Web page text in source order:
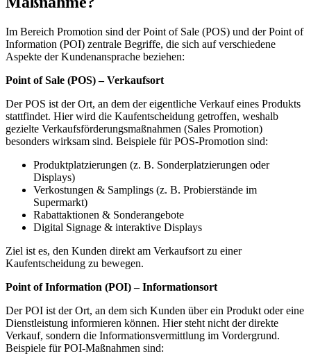
Im Bereich Promotion sind der Point of Sale (POS) und der Point of
Information (POI) zentrale Begriffe, die sich auf verschiedene
Aspekte der Kundenansprache beziehen:
Point of Sale (POS) – Verkaufsort
Der POS ist der Ort, an dem der eigentliche Verkauf eines Produkts
stattfindet. Hier wird die Kaufentscheidung getroffen, weshalb
gezielte Verkaufsförderungsmaßnahmen (Sales Promotion)
besonders wirksam sind. Beispiele für POS-Promotion sind:
Produktplatzierungen (z. B. Sonderplatzierungen oder
Displays)
Verkostungen & Samplings (z. B. Probierstände im
Supermarkt)
Rabattaktionen & Sonderangebote
Digital Signage & interaktive Displays
Ziel ist es, den Kunden direkt am Verkaufsort zu einer
Kaufentscheidung zu bewegen.
Point of Information (POI) – Informationsort
Der POI ist der Ort, an dem sich Kunden über ein Produkt oder eine
Dienstleistung informieren können. Hier steht nicht der direkte
Verkauf, sondern die Informationsvermittlung im Vordergrund.
Beispiele für POI-Maßnahmen sind: